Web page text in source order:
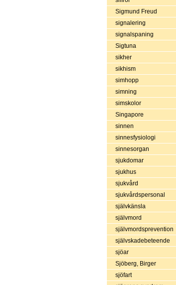
Sigmund Freud
signalering
signalspaning
Sigtuna
sikher
sikhism
simhopp
simning
simskolor
Singapore
sinnen
sinnesfysiologi
sinnesorgan
sjukdomar
sjukhus
sjukvård
sjukvårdspersonal
självkänsla
självmord
självmordsprevention
självskadebeteende
sjöar
Sjöberg, Birger
sjöfart